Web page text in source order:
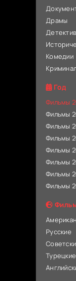
Драмы
Комедии
Год
Фильмы
Фильмы
Фильмы
Фильмы
Фильмы
Фильмы
Фильмы
Фильмы
Русские
Турецкие